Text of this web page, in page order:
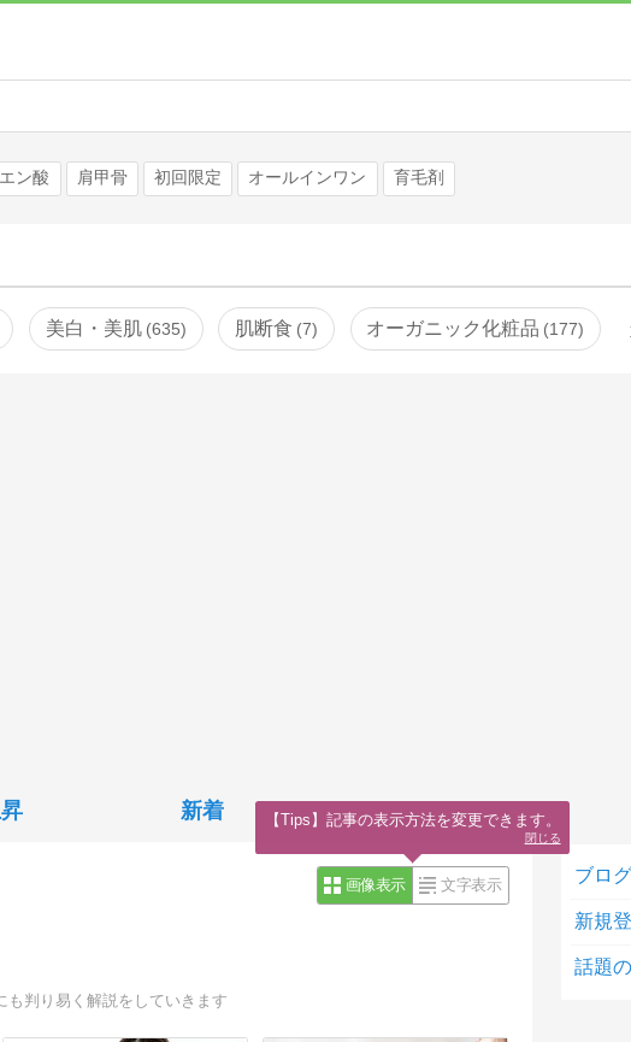
ン酸 肩甲骨 初回限定 オールインワン 育毛剤
美白・美肌 635 肌断食 7 オーガニック化粧品 177
新着
画像表示 文字表示
も判り易く解説をしていきます
ブロ
新規
話題
【Tips】記事の表示方法を変更できます。
閉じる